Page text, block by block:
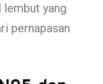
lembut yang
pernapasan